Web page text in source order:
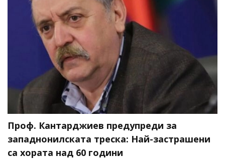
Проф. Кантарджиев предупреди за
западнонилската треска: Най-застрашени
са хората над 60 години